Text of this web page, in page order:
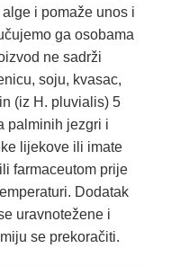
i pomaže unos i
ga osobama
ne sadrži
soju, kvasac,
(iz H. pluvialis) 5
palminih jezgri i
lijekove ili imate
farmaceutom prije
Dodatak
uravnotežene i
se prekoračiti.